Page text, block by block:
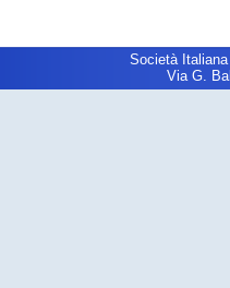
Società
Via G.